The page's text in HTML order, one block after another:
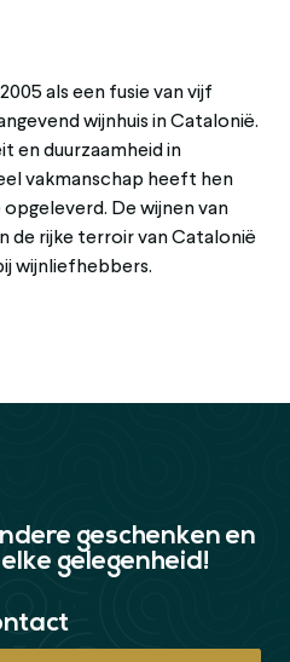
als een fusie van vijf
wijnhuis in Catalonië.
en duurzaamheid in
vakmanschap heeft hen
De wijnen van
de rijke terroir van Catalonië
wijnliefhebbers.
geschenken en
gelegenheid!